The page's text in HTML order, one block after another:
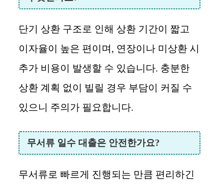
단기 상환 구조로 인해 상환 기간이 짧고
이자율이 높은 편이며, 연장이나 미상환 시
추가 비용이 발생할 수 있습니다. 충분한
상환 계획 없이 빌릴 경우 부담이 커질 수
있으니 주의가 필요합니다.
무서류 일수 대출은 안전한가요?
무서류로 빠르게 진행되는 만큼 편리하긴